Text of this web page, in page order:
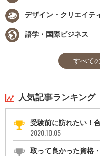
デザイン・クリエイテ
語学・国際ビジネス
すべて
人気記事ランキング
受験前に訪れたい！
2020.10.05
取って良かった資格